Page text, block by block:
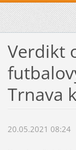
Verdikt
Trnava
20.05.2021 08:24